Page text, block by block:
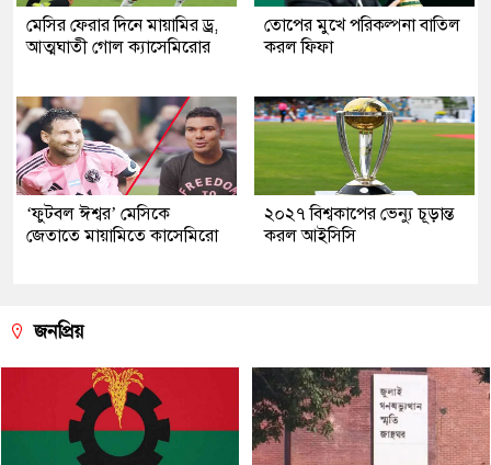
মেসির ফেরার দিনে মায়ামির ড্র,
আত্মঘাতী গোল ক্যাসেমিরোর
তোপের মুখে পরিকল্পনা বাতিল
করল ফিফা
‘ফুটবল ঈশ্বর’ মেসিকে
জেতাতে মায়ামিতে কাসেমিরো
২০২৭ বিশ্বকাপের ভেন্যু চূড়ান্ত
করল আইসিসি
জনপ্রিয়